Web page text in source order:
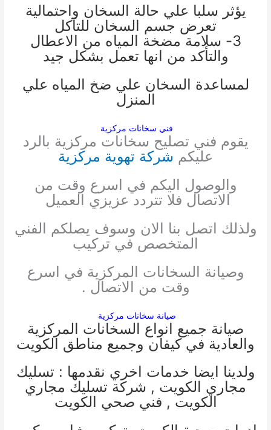
يؤثر سلبا علي حالة السخان واحتمالية
تعرض جسم السخان للتآكل
3- سلامة مضخة المياه من الاعطال
والتأكد من انها تعمل بشكل جيد
لمساعدة السخان علي ضخ المياه علي
المنزل
فني سخانات مركزية
يقوم فني تصليح سخانات مركزية بالرد
عليكم شركة تهوية مركزية
والوصول اليكم في اسرع وقت من
الاتصال فلا تتردد عزيزي العميل
ولذلك اتصل بنا الان وسوف يصلكم الفني
المتخصص في تركيب
وصيانة السخانات المركزية في اسرع
وقت من الاتصال .
صيانة سخانات مركزية
صيانة جميع انواع السخانات المركزية
والعادية في كيفان وجميع مناطق الكويت
ولدينا ايضا خدمات اخري نقدمها : تسليك
مجاري الكويت , شركة تسليك مجاري
الكويت , فني صحي الكويت